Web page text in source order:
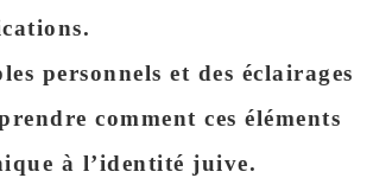
personnels et des éclairages
comment ces éléments
à l’identité juive.